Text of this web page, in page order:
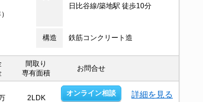
日比谷線/築地駅 徒歩10分
構造 鉄筋コンクリート造
間取り
専有面積
お問合せ
2LDK
オンライン相談 詳細を見る